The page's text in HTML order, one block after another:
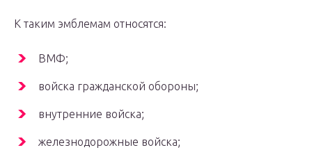
К таким эмблемам относятся:
ВМФ;
войска гражданской обороны;
внутренние войска;
железнодорожные войска;